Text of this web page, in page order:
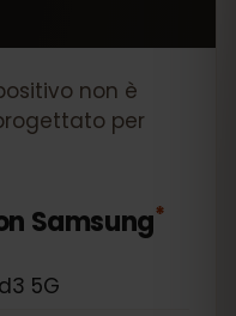
non è
per
Samsung*
5G